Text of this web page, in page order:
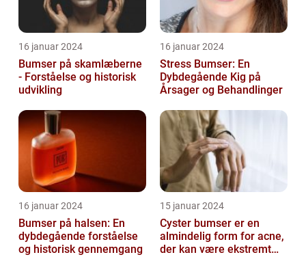
16 januar 2024
Bumser på skamlæberne
- Forståelse og historisk
udvikling
16 januar 2024
Stress Bumser: En
Dybdegående Kig på
Årsager og Behandlinger
16 januar 2024
Bumser på halsen: En
dybdegående forståelse
og historisk gennemgang
15 januar 2024
Cyster bumser er en
almindelig form for acne,
der kan være ekstremt